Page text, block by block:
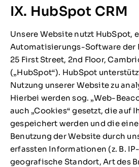
IX. HubSpot CRM
Unsere Website nutzt HubSpot,
Automatisierungs-Software der
25 First Street, 2nd Floor,
(„HubSpot“). HubSpot
Nutzung unserer Website zu
Hierbei werden sog. „Web-
auch „Cookies“ gesetzt, die auf
gespeichert werden und die
Benutzung der Website durch
erfassten Informationen (z. B.
geografische Standort, Art des